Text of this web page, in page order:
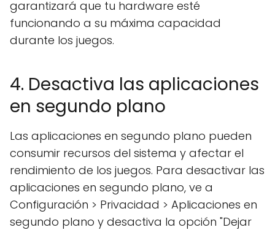
garantizará que tu hardware esté
funcionando a su máxima capacidad
durante los juegos.
4. Desactiva las aplicaciones
en segundo plano
Las aplicaciones en segundo plano pueden
consumir recursos del sistema y afectar el
rendimiento de los juegos. Para desactivar las
aplicaciones en segundo plano, ve a
Configuración > Privacidad > Aplicaciones en
segundo plano y desactiva la opción "Dejar